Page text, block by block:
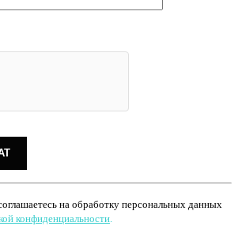
на обработку персональных данных
конфиденциальности.